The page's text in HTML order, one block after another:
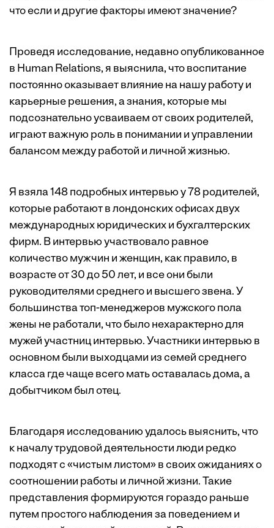
что если и другие факторы имеют значение?
Проведя исследование, недавноопубликованное
в Human Relations, я выяснила, что воспитание
постоянно оказывает влияние на нашу работу и
карьерные решения, а знания, которые мы
подсознательно усваиваем от своих родителей,
играют важную роль в понимании и управлении
балансом между работой и личной жизнью.
Я взяла 148 подробных интервью у 78 родителей,
которые работают в лондонских офисах двух
международных юридических и бухгалтерских
фирм. В интервью участвовало равное
количество мужчин и женщин, как правило, в
возрасте от 30 до 50 лет, и все они были
руководителями среднего и высшего звена. У
большинства топ-менеджеров мужского пола
жены не работали, что было нехарактерно для
мужей участниц интервью. Участники интервью в
основном были выходцами из семей среднего
класса где чаще всего мать оставалась дома, а
добытчиком был отец.
Благодаря исследованию удалось выяснить, что
к началу трудовой деятельности люди редко
подходят с «чистым листом» в своих ожиданиях о
соотношении работы и личной жизни. Такие
представления формируются гораздо раньше
путем простого наблюдения за поведением и